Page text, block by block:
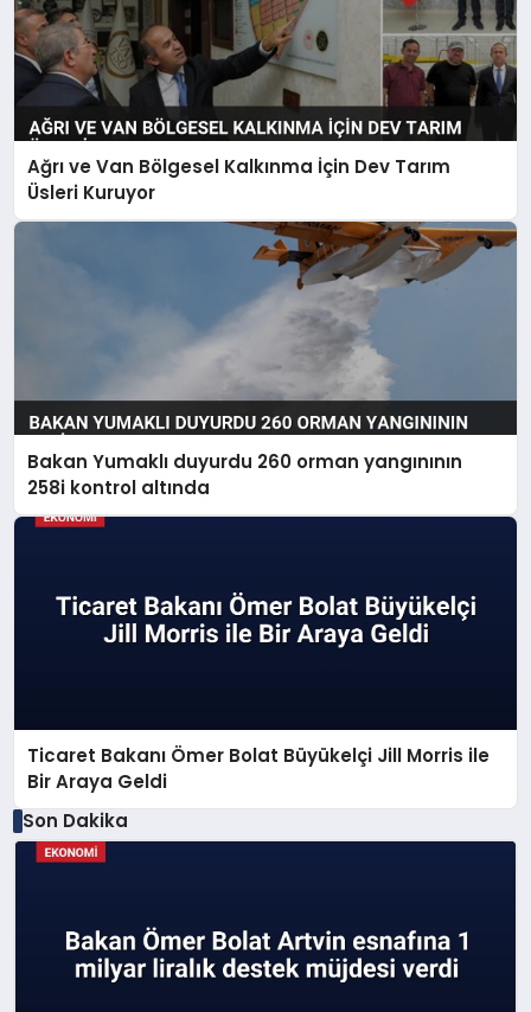
Ağrı ve Van Bölgesel Kalkınma İçin Dev Tarım
Üsleri Kuruyor
Bakan Yumaklı duyurdu 260 orman yangınının
258i kontrol altında
Ticaret Bakanı Ömer Bolat Büyükelçi Jill Morris ile
Bir Araya Geldi
Son Dakika